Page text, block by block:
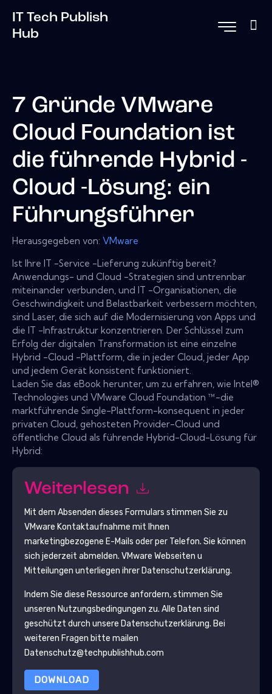
IT Tech Publish
Hub
7 Gründe VMware
Cloud Foundation ist
die führende Hybrid -
Cloud -Lösung: ein
Führungsführer
Herausgegeben von: VMware
Ist Ihre IT -Service -Lieferung zukünftig bereit?
Anwendungs- und Cloud -Strategien sind untrennbar
miteinander verbunden, und IT -Organisationen, die
Geschwindigkeit und Belastbarkeit verbessern möchten,
sind Laser, die sich auf die Modernisierung von Apps und
die IT -Infrastruktur konzentrieren. Der Schlüssel zum
Erfolg der digitalen Transformation ist eine einzelne
Hybrid -Cloud -Plattform, die in jeder Cloud, jeder App
und jedem Gerät konsistent funktioniert.
Laden Sie das eBook herunter, um zu erfahren, wie Intel®
Technologies und VMware Cloud Foundation ™-die
marktführende Single-Plattform-konsequent in jeder
privaten Cloud, gehosteten Provider-Cloud und
öffentliche Cloud als führende Hybrid-Cloud-Lösung für
Hybrid:
Weiterlesen
Mit dem Absenden dieses Formulars stimmen Sie zu
VMware Kontaktaufnahme mit Ihnen
marketingbezogene E-Mails oder per Telefon. Sie können
sich jederzeit abmelden. VMware Webseiten u
Mitteilungen unterliegen ihrer Datenschutzerklärung.
Indem Sie diese Ressource anfordern, stimmen Sie
unseren Nutzungsbedingungen zu. Alle Daten sind
geschützt durch unsere Datenschutzerklärung. Bei
weiteren Fragen bitte mailen
Datenschutz@techpublishhub.com
DOWNLOAD